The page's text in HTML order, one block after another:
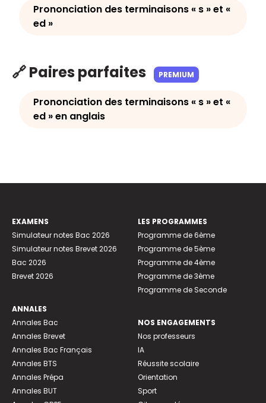
Prononciation des terminaisons « s » et «
ed »
🔗 Paires parfaites PREMIUM
Prononciation des terminaisons « s » et «
ed » en anglais
EXAMENS
Simulateur notes Bac 2026
Simulateur notes Brevet 2026
Bac 2026
Brevet 2026
ANNALES
Annales Bac
Annales Brevet
Annales Bac Français
Annales BTS
Annales Prépa
Annales BUT
LES PROGRAMMES
Programme de 6ème
Programme de 5ème
Programme de 4ème
Programme de 3ème
Programme de Seconde
NOS ENGAGEMENTS
Nos professeurs
IA
Réussite scolaire
Orientation
Sport